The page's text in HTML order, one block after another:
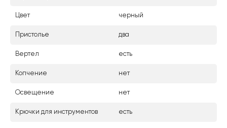
Цвет черный
Пристолье два
Вертел есть
Копчение нет
Освещение нет
Крючки для инструментов есть